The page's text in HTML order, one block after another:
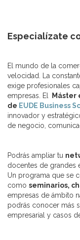
Especialízate
El mundo de la
velocidad. La
exige profesionales
empresas. El
Máster
de EUDE Business
innovador y
de negocio,
Podrás ampliar tu
docentes de grandes
Un programa que se
como seminarios,
empresas de ámbito
podrás conocer más
empresarial y casos